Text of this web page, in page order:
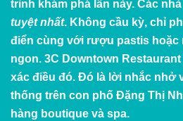
trình khám phá lần này. Các
tuyệt nhất. Không cầu kỳ, chỉ
điển cùng với rượu pastis hoặc
ngon. 3C Downtown
xác điều đó. Đó là lời nhắc nhở
thống trên con phố Đặng Thị
hàng boutique và spa.